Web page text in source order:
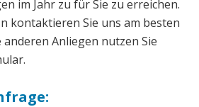
zu für Sie zu erreichen.
Sie uns am besten
Anliegen nutzen Sie